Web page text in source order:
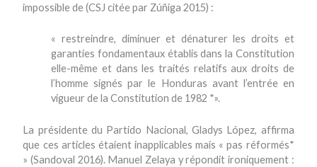
impossible de (CSJ citée par Zúñiga 2015) :
« restreindre, diminuer et dénaturer les droits et
garanties fondamentaux établis dans la Constitution
elle-même et dans les traités relatifs aux droits de
l’homme signés par le Honduras avant l’entrée en
vigueur de la Constitution de 1982 *».
La présidente du Partido Nacional, Gladys López, affirma
que ces articles étaient inapplicables mais « pas réformés*
» (Sandoval 2016). Manuel Zelaya y répondit ironiquement :